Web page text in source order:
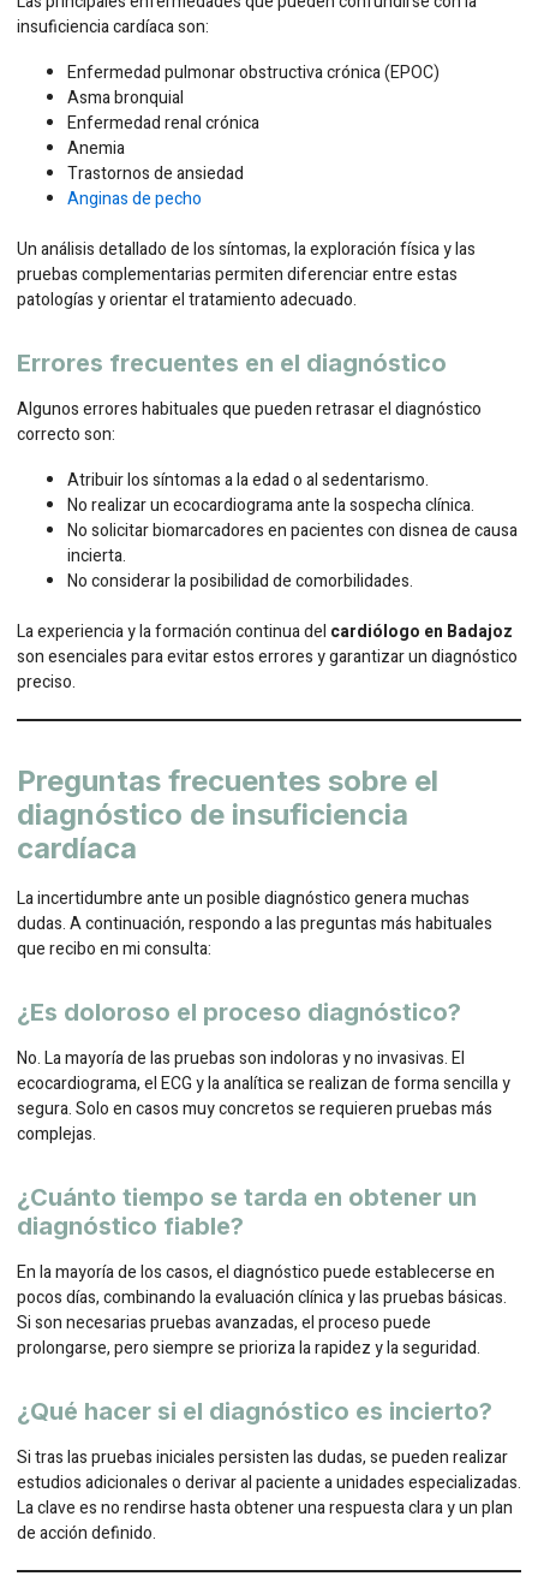
insuficiencia cardíaca son:
Enfermedad pulmonar obstructiva crónica (EPOC)
Asma bronquial
Enfermedad renal crónica
Anemia
Trastornos de ansiedad
Anginas de pecho
Un análisis detallado de los síntomas, la exploración física y las
pruebas complementarias permiten diferenciar entre estas
patologías y orientar el tratamiento adecuado.
Errores frecuentes en el diagnóstico
Algunos errores habituales que pueden retrasar el diagnóstico
correcto son:
Atribuir los síntomas a la edad o al sedentarismo.
No realizar un ecocardiograma ante la sospecha clínica.
No solicitar biomarcadores en pacientes con disnea de causa
incierta.
No considerar la posibilidad de comorbilidades.
La experiencia y la formación continua del cardiólogo en Badajoz
son esenciales para evitar estos errores y garantizar un diagnóstico
preciso.
Preguntas frecuentes sobre el
diagnóstico de insuficiencia
cardíaca
La incertidumbre ante un posible diagnóstico genera muchas
dudas. A continuación, respondo a las preguntas más habituales
que recibo en mi consulta:
¿Es doloroso el proceso diagnóstico?
No. La mayoría de las pruebas son indoloras y no invasivas. El
ecocardiograma, el ECG y la analítica se realizan de forma sencilla y
segura. Solo en casos muy concretos se requieren pruebas más
complejas.
¿Cuánto tiempo se tarda en obtener un
diagnóstico fiable?
En la mayoría de los casos, el diagnóstico puede establecerse en
pocos días, combinando la evaluación clínica y las pruebas básicas.
Si son necesarias pruebas avanzadas, el proceso puede
prolongarse, pero siempre se prioriza la rapidez y la seguridad.
¿Qué hacer si el diagnóstico es incierto?
Si tras las pruebas iniciales persisten las dudas, se pueden realizar
estudios adicionales o derivar al paciente a unidades especializadas.
La clave es no rendirse hasta obtener una respuesta clara y un plan
de acción definido.